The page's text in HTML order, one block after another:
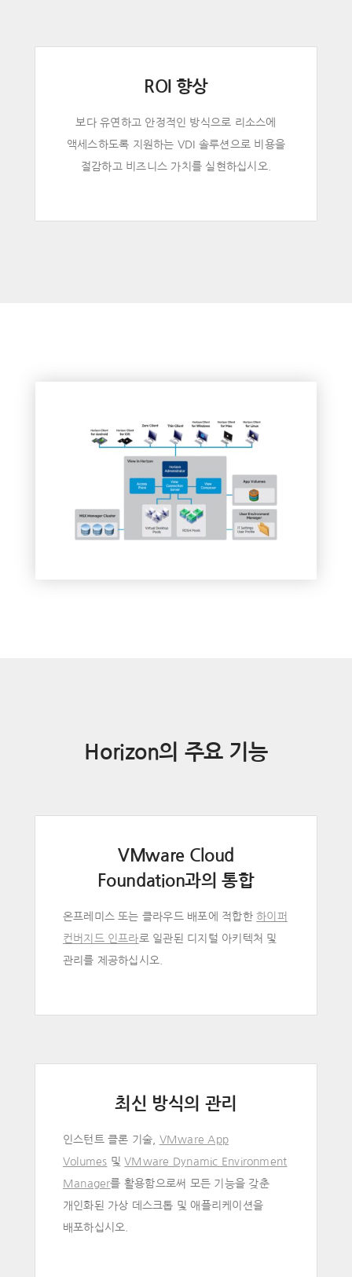
ROI 향상
보다 유연하고 안정적인 방식으로 리소스에
액세스하도록 지원하는 VDI 솔루션으로 비용을
절감하고 비즈니스 가치를 실현하십시오.
Horizon의 주요 기능
VMware Cloud
Foundation과의 통합
온프레미스 또는 클라우드 배포에 적합한하이퍼
컨버지드 인프라로 일관된 디지털 아키텍처 및
관리를 제공하십시오.
최신 방식의 관리
인스턴트 클론 기술, VMware App
Volumes 및VMware Dynamic Environment
Manager를 활용함으로써 모든 기능을 갖춘
개인화된 가상 데스크톱 및 애플리케이션을
배포하십시오.